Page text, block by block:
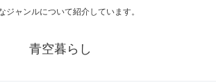
ジャンルについて紹介しています。
青空暮らし